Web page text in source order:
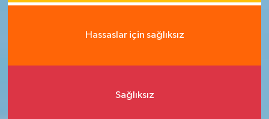
Hassaslar için sağlıksız
Sağlıksız